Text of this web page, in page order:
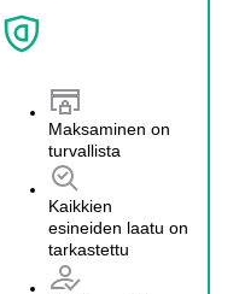
Maksaminen on
turvallista
Kaikkien
esineiden laatu on
tarkastettu